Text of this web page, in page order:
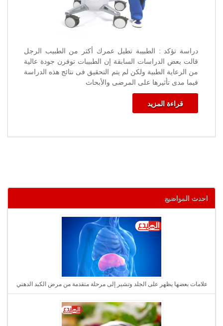
دراسة تؤكد : الطبيبة تطيل عمرك أكثر من الطبيب الرجل
قالت بعض الدراسات السابقة إن الطبيبات توفرن جودة عالية
من الرعاية الطبية ولكن لم يتم التحقيق فى نتائج هذه الدراسة
فيما مدى تأثيرها على المرضى والأبحاث
قراءة المزيد
احدث المواضيع
علامات بعضها يظهر على الجلد وتشير إلى مرحلة متقدمة من مرض الكبد الدهني